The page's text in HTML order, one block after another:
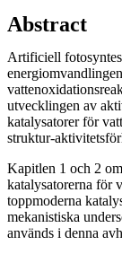
Abstract
Artificiell
utvecklingen av
katalysatorer för
struktur-
Kapitlen 1 och 2
katalysatorerna för
toppmoderna
mekanistiska
används i denna